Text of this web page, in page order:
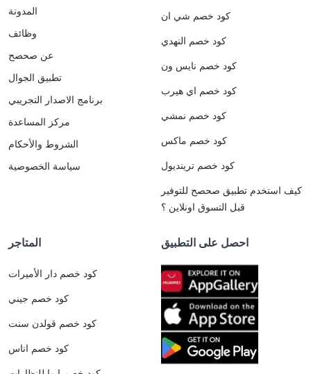
المدونة
وظائف
عن صحصح
تطبيق الجوال
برنامج الاصدار التجريبي
مركز المساعدة
الشروط والأحكام
سياسة الخصوصية
كود خصم شي ان
كود خصم النهدي
كود خصم نايس ون
كود خصم اي هيرب
كود خصم نمشي
كود خصم ماكس
كود خصم ترينديول
كيف استخدم تطبيق صحصح للتوفير
قبل التسوق اونلاين ؟
المتاجر
كود خصم دار الأميرات
كود خصم جيني
كود خصم قولدن سنت
كود خصم اناس
احصل على التطبيق